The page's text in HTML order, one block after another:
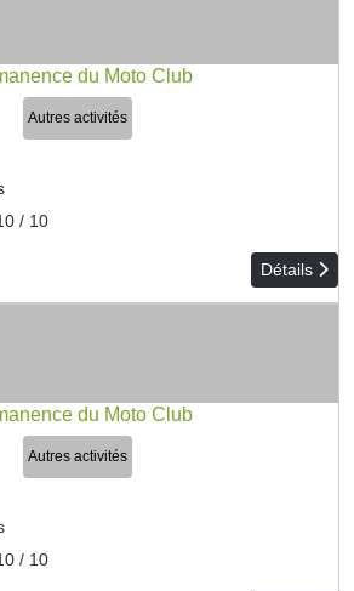
du Moto Club
Autres activités
/ 10
Détails
du Moto Club
Autres activités
/ 10